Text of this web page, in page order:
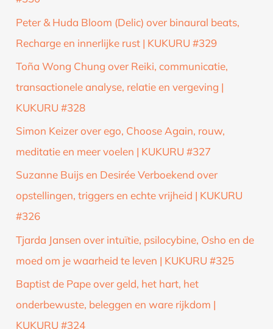
Peter & Huda Bloom (Delic) over binaural beats,
Recharge en innerlijke rust | KUKURU #329
Toña Wong Chung over Reiki, communicatie,
transactionele analyse, relatie en vergeving |
KUKURU #328
Simon Keizer over ego, Choose Again, rouw,
meditatie en meer voelen | KUKURU #327
Suzanne Buijs en Desirée Verboekend over
opstellingen, triggers en echte vrijheid | KUKURU
#326
Tjarda Jansen over intuïtie, psilocybine, Osho en de
moed om je waarheid te leven | KUKURU #325
Baptist de Pape over geld, het hart, het
onderbewuste, beleggen en ware rijkdom |
KUKURU #324